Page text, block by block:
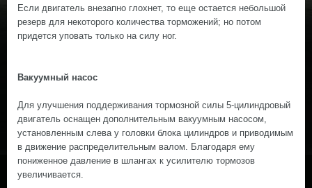
Если двигатель внезапно глохнет, то еще остается небольшой
резерв для некоторого количества торможений; но потом
придется уповать только на силу ног.
Вакуумный насос
Для улучшения поддерживания тормозной силы 5-цилиндровый
двигатель оснащен дополнительным вакуумным насосом,
установленным слева у головки блока цилиндров и приводимым
в движение распределительным валом. Благодаря ему
пониженное давление в шлангах к усилителю тормозов
увеличивается.